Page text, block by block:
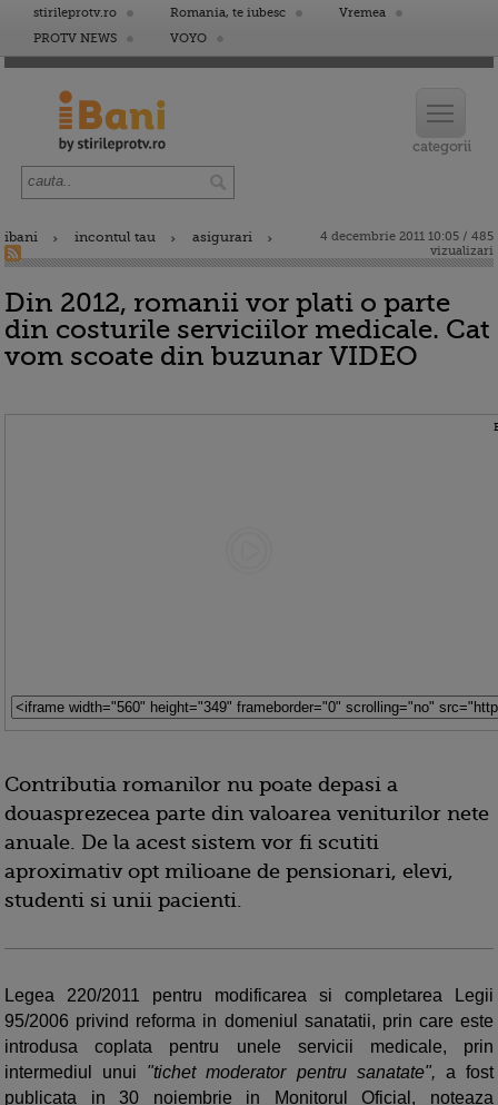
stirileprotv.ro Romania, te iubesc
Vremea
PROTV NEWS
VOYO
ibani incontul tau asigurari
4 decembrie 2011 10:05 / 485
vizualizari
Din 2012, romanii vor plati o parte
din costurile serviciilor medicale. Cat
vom scoate din buzunar VIDEO
Contributia romanilor nu poate depasi a
douasprezecea parte din valoarea veniturilor nete
anuale. De la acest sistem vor fi scutiti
aproximativ opt milioane de pensionari, elevi,
studenti si unii pacienti.
Legea 220/2011 pentru modificarea si completarea Legii
95/2006 privind reforma in domeniul sanatatii, prin care este
introdusa coplata pentru unele servicii medicale, prin
intermediul unui "tichet moderator pentru sanatate", a fost
publicata in 30 noiembrie in Monitorul Oficial, noteaza